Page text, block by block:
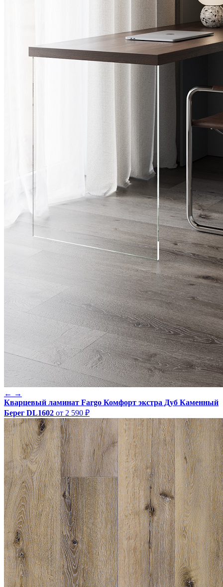
← →
Кварцевый ламинат Fargo Комфорт экстра Дуб Каменный
Берег DL1602 от 2 590 ₽